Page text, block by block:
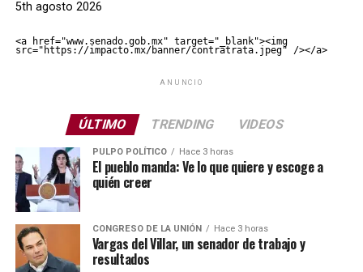
5th agosto 2026
<a href="www.senado.gob.mx" target="_blank"><img
src="https://impacto.mx/banner/contratrata.jpeg" /></a>
ANUNCIO
ÚLTIMO TRENDING VIDEOS
PULPO POLÍTICO Hace 3 horas
El pueblo manda: Ve lo que quiere y escoge a
quién creer
CONGRESO DE LA UNIÓN Hace 3 horas
Vargas del Villar, un senador de trabajo y
resultados